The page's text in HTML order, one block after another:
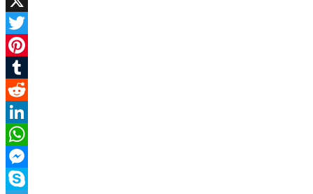
X
Twitter
Pinterest
Tumblr
Reddit
LinkedIn
WhatsApp
Messenger